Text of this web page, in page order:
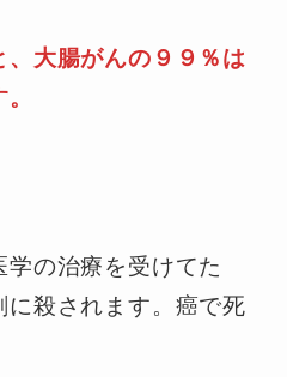
大腸がんの９９％は
の治療を受けてた
に殺されます。癌で死